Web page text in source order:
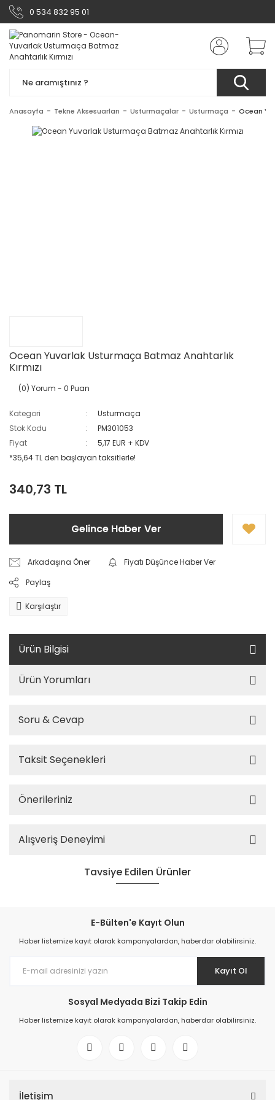
0 534 832 95 01
Anasayfa Tekne Aksesuarları Usturmaçalar Usturmaça Ocean
Ocean Yuvarlak Usturmaça Batmaz Anahtarlık
Kırmızı
(0) Yorum - 0 Puan
Kategori
Usturmaça
Stok Kodu
PM301053
Fiyat
5,17 EUR + KDV
*35,64 TL den başlayan taksitlerle!
340,73 TL
Gelince Haber Ver
Arkadaşına Öner
Fiyatı Düşünce Haber Ver
Paylaş
Karşılaştır
Ürün Bilgisi
Ürün Yorumları
Soru & Cevap
Taksit Seçenekleri
Önerileriniz
Alışveriş Deneyimi
Tavsiye Edilen Ürünler
Ocean Usturmaça Batmaz Anahtarlık Kırmızı
E-Bülten'e Kayıt Olun
Haber listemize kayıt olarak kampanyalardan, haberdar olabilirsiniz.
Kayıt Ol
Sosyal Medyada Bizi Takip Edin
Haber listemize kayıt olarak kampanyalardan, haberdar olabilirsiniz.
İletişim